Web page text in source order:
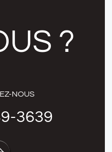
?
NOUS
3639